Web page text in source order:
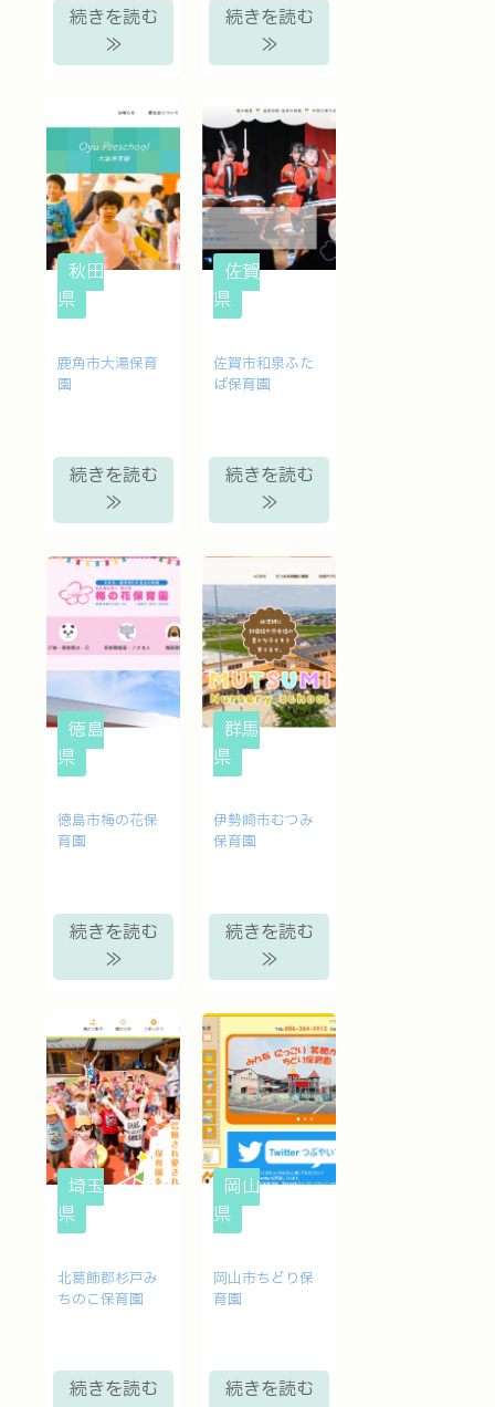
続きを読む
≫
続きを読む
≫
秋田
県
鹿角市大湯保育
園
続きを読む
≫
佐賀
県
佐賀市和泉ふた
ば保育園
続きを読む
≫
徳島
県
徳島市梅の花保
育園
続きを読む
≫
群馬
県
伊勢崎市むつみ
保育園
続きを読む
≫
埼玉
県
北葛飾郡杉戸み
ちのこ保育園
続きを読む
岡山
県
岡山市ちどり保
育園
続きを読む